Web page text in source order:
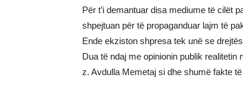
Për t’i demantuar disa mediume të cilët
shpejtuan për të propaganduar lajm të
Ende ekziston shpresa tek unë se
Dua të ndaj me opinionin publik
z. Avdulla Memetaj si dhe shumë fakte të